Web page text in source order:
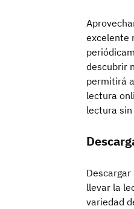
excelente
descubrir
permitirá
lectura
lectura
llevar la
variedad